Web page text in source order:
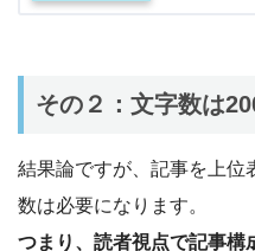
その２：文字数は
結果論ですが、記事を上位
数は必要になります。
つまり、読者視点で記事構